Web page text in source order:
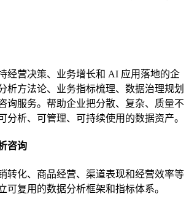
经营决策、业务增长和 AI 应用落地的企
析方法论、业务指标梳理、数据治理规划
询服务。帮助企业把分散、复杂、质量不
分析、可管理、可持续使用的数据资产。
咨询
转化、商品经营、渠道表现和经营效率等
可复用的数据分析框架和指标体系。